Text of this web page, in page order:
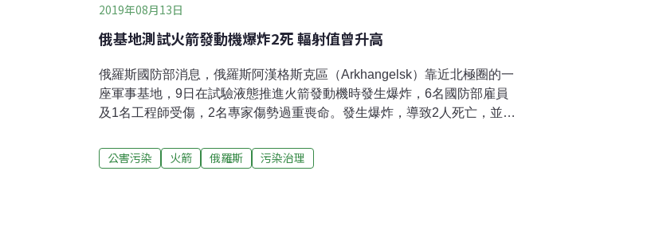
2019年08月13日
俄基地測試火箭發動機爆炸2死 輻射值曾升高
俄羅斯國防部消息，俄羅斯阿漢格斯克區（Arkhangelsk）靠近北極圈的一
座軍事基地，9日在試驗液態推進火箭發動機時發生爆炸，6名國防部雇員
及1名工程師受傷，2名專家傷勢過重喪命。發生爆炸，導致2人死亡，並一
科薩村（Nyonoksa），此處是俄國潛艦與軍艦彈道飛彈的主要測試中心。
距離悠諾科薩村大約30公里的北德文斯克市（Severodvinsk）當局指出。
公害污染 火箭 俄羅斯 污染治理